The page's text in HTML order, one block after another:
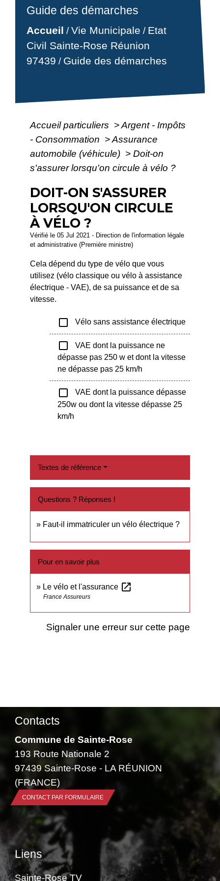
Guide des démarches
Accueil /Vie Municipale / Etat
Civil Sainte-Rose Réunion
97439 / Guide des démarches
Accueil particuliers >Argent - Impôts
- Consommation >Assurance
automobile (véhicule) > Doit-on
s'assurer lorsqu'on circule à vélo ?
DOIT-ON S'ASSURER
LORSQU'ON CIRCULE
À VÉLO ?
Vérifié le 05 Jul 2021 - Direction de l'information légale
et administrative (Première ministre)
Cela dépend du type de vélo que vous
utilisez (vélo classique ou vélo à assistance
électrique - VAE), de sa puissance et de sa
vitesse.
check_box_outline_blank Vélo sans assistance électrique
check_box_outline_blank
VAE dont la puissance ne
dépasse pas 250 w et dont la vitesse
ne dépasse pas 25 km/h
check_box_outline_blank
VAE dont la puissance dépasse
250w ou dont la vitesse dépasse 25
km/h
Textes de référence
Questions ? Réponses !
Faut-il immatriculer un vélo électrique ?
Pour en savoir plus
Le vélo et l'assurance open_in_new
France Assureurs
Signaler une erreur sur cette page
Contacts
Commune de Sainte-Rose
193 Route Nationale 2
97439 Sainte-Rose - LA RÉUNION
(FRANCE)
CONTACT PAR FORMULAIRE
Liens
Sainte-Rose TV